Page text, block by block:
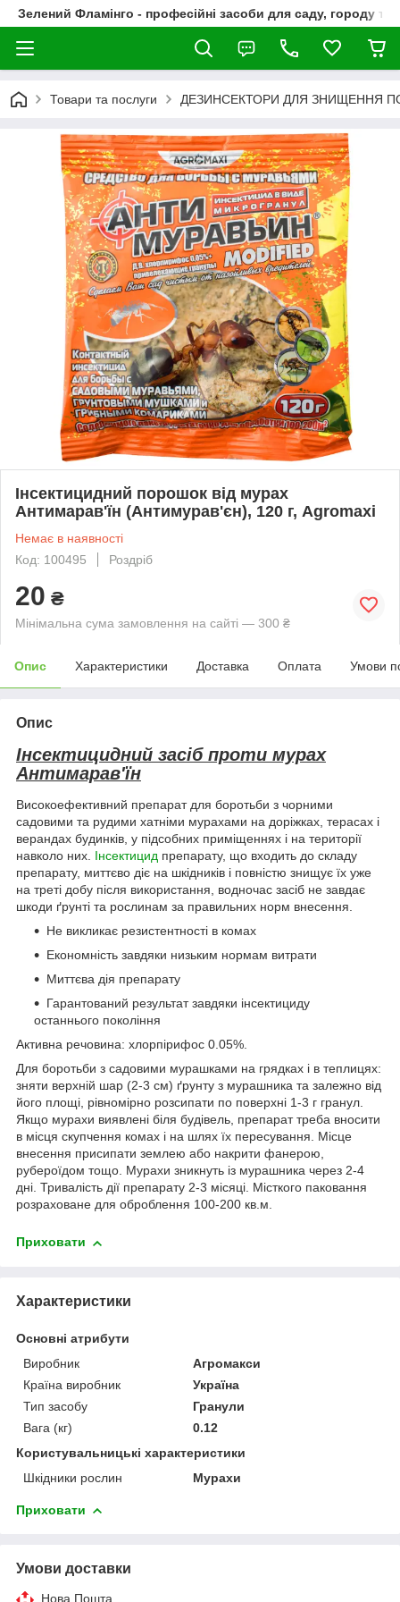
Зелений Фламінго - професійні засоби для саду, городу та
Товари та послуги ДЕЗИНСЕКТОРИ ДЛЯ ЗНИЩЕННЯ
Інсектицидний порошок від мурах
Антимарав'їн (Антимурав'єн), 120 г, Agromaxi
Немає в наявності
Код: 100495
Роздріб
20 ₴
Мінімальна сума замовлення на сайті — 300 ₴
Опис Характеристики Доставка Оплата Умови
Опис
Інсектицидний засіб проти мурах
Антимарав'їн
Високоефективний препарат для боротьби з чорними
садовими та рудими хатніми мурахами на доріжках, терасах і
верандах будинків, у підсобних приміщеннях і на території
навколо них. Інсектицид препарату, що входить до складу
препарату, миттєво діє на шкідників і повністю знищує їх уже
на треті добу після використання, водночас засіб не завдає
шкоди ґрунті та рослинам за правильних норм внесення.
Не викликає резистентності в комах
Економність завдяки низьким нормам витрати
Миттєва дія препарату
Гарантований результат завдяки інсектициду
останнього покоління
Активна речовина: хлорпірифос 0.05%.
Для боротьби з садовими мурашками на грядках і в теплицях:
зняти верхній шар (2-3 см) ґрунту з мурашника та залежно від
його площі, рівномірно розсипати по поверхні 1-3 г гранул.
Якщо мурахи виявлені біля будівель, препарат треба вносити
в місця скупчення комах і на шлях їх пересування. Місце
внесення присипати землею або накрити фанерою,
рубероїдом тощо. Мурахи зникнуть із мурашника через 2-4
дні. Тривалість дії препарату 2-3 місяці. Місткого паковання
розраховане для оброблення 100-200 кв.м.
Приховати
Характеристики
Основні атрибути
Виробник
Агромакси
Країна виробник
Україна
Тип засобу
Гранули
Вага (кг)
0.12
Користувальницькі характеристики
Шкідники рослин
Мурахи
Приховати
Умови доставки
Нова Пошта